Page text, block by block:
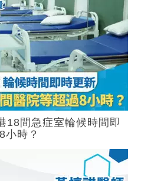
18間急症室輪候時間即
小時？